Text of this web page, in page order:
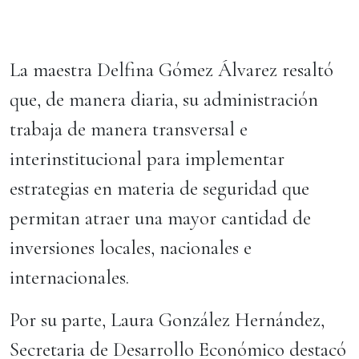
La maestra Delfina Gómez Álvarez resaltó
que, de manera diaria, su administración
trabaja de manera transversal e
interinstitucional para implementar
estrategias en materia de seguridad que
permitan atraer una mayor cantidad de
inversiones locales, nacionales e
internacionales.
Por su parte, Laura González Hernández,
Secretaria de Desarrollo Económico destacó